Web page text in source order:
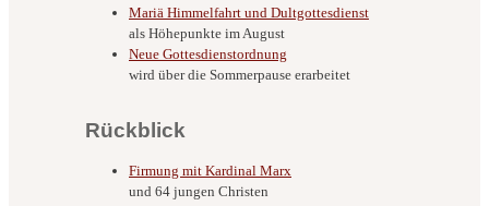
Mariä Himmelfahrt und Dultgottesdienst
als Höhepunkte im August
Neue Gottesdienstordnung
wird über die Sommerpause erarbeitet
Rückblick
Firmung mit Kardinal Marx
und 64 jungen Christen